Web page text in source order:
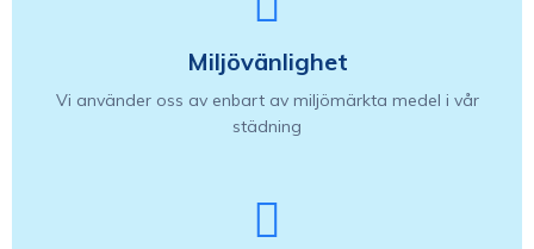
Miljövänlighet
Vi använder oss av enbart av miljömärkta medel i vår
städning